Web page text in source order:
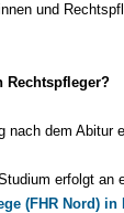
und
Rechtspfleger?
nach dem Abitur
erfolgt an
(FHR Nord) in